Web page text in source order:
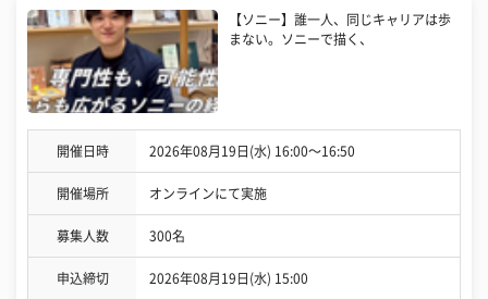
【ソニー】誰一人、同じキャリアは歩
まない。ソニーで描く、
開催日時 2026年08月19日(水) 16:00〜16:50
開催場所 オンラインにて実施
募集人数 300名
申込締切 2026年08月19日(水) 15:00